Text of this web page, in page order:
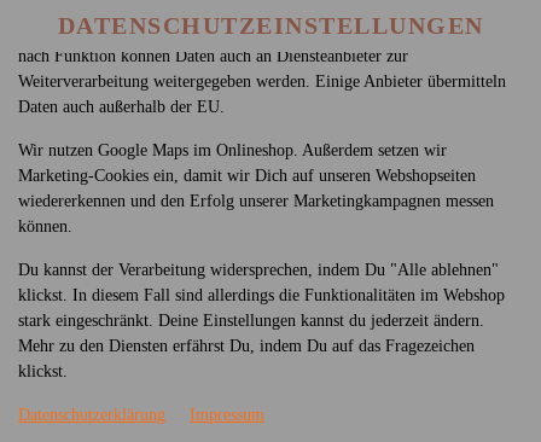
448 - PHO GA
DATENSCHUTZEINSTELLUNGEN
damit bei Deinem Besuch unseres Webshops auch alles funktioniert. Je
nach Funktion können Daten auch an Diensteanbieter zur
Weiterverarbeitung weitergegeben werden. Einige Anbieter übermitteln
Daten auch außerhalb der EU.
Wir nutzen Google Maps im Onlineshop. Außerdem setzen wir
Marketing-Cookies ein, damit wir Dich auf unseren Webshopseiten
wiedererkennen und den Erfolg unserer Marketingkampagnen messen
können.
Du kannst der Verarbeitung widersprechen, indem Du "Alle ablehnen"
klickst. In diesem Fall sind allerdings die Funktionalitäten im Webshop
stark eingeschränkt. Deine Einstellungen kannst du jederzeit ändern.
Mehr zu den Diensten erfährst Du, indem Du auf das Fragezeichen
klickst.
Datenschutzerklärung Impressum